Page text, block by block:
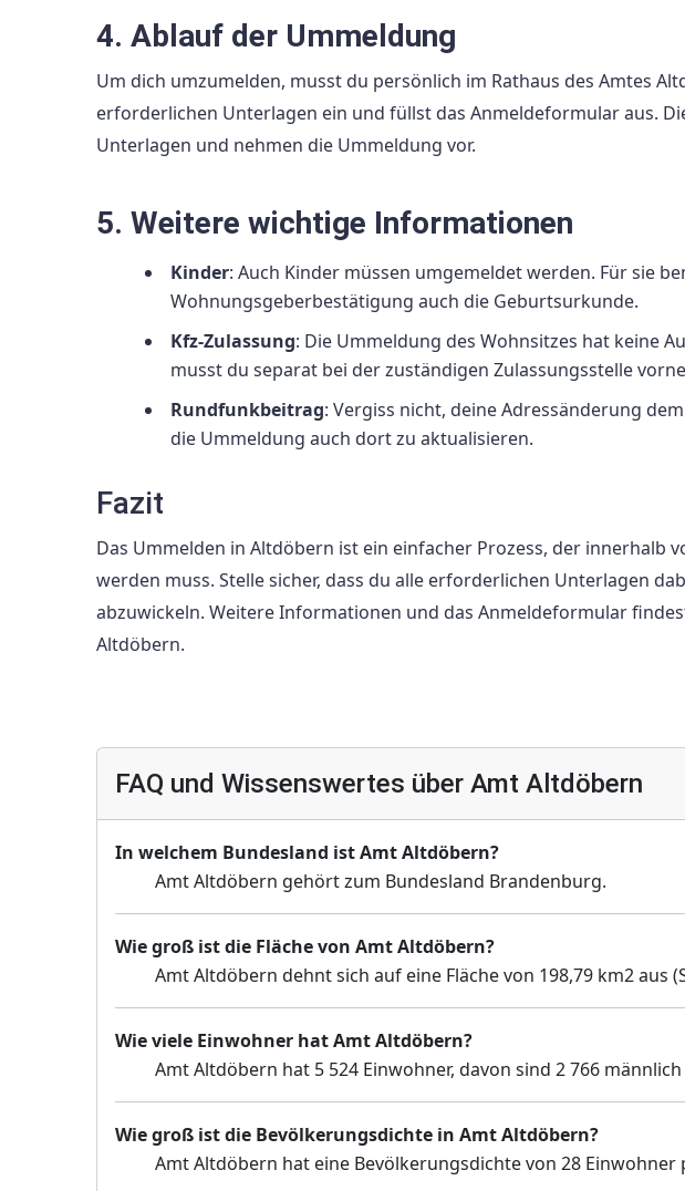
4. Ablauf der Ummeldung
Um dich umzumelden, musst du persönlich im Rathaus des Amtes
erforderlichen Unterlagen ein und füllst das Anmeldeformular aus.
Unterlagen und nehmen die Ummeldung vor.
5. Weitere wichtige Informationen
Kinder: Auch Kinder müssen umgemeldet werden. Für sie
Wohnungsgeberbestätigung auch die Geburtsurkunde.
Kfz-Zulassung: Die Ummeldung des Wohnsitzes hat keine
musst du separat bei der zuständigen Zulassungsstelle
Rundfunkbeitrag: Vergiss nicht, deine Adressänderung
die Ummeldung auch dort zu aktualisieren.
Fazit
Das Ummelden in Altdöbern ist ein einfacher Prozess, der innerhalb
werden muss. Stelle sicher, dass du alle erforderlichen Unterlagen
abzuwickeln. Weitere Informationen und das Anmeldeformular
Altdöbern.
FAQ und Wissenswertes über Amt Altdöbern
In welchem Bundesland ist Amt Altdöbern?
Amt Altdöbern gehört zum Bundesland Brandenburg.
Wie groß ist die Fläche von Amt Altdöbern?
Amt Altdöbern dehnt sich auf eine Fläche von 198,79 km2 aus
Wie viele Einwohner hat Amt Altdöbern?
Amt Altdöbern hat 5 524 Einwohner, davon sind 2 766
Wie groß ist die Bevölkerungsdichte in Amt Altdöbern?
Amt Altdöbern hat eine Bevölkerungsdichte von 28 Einwohner